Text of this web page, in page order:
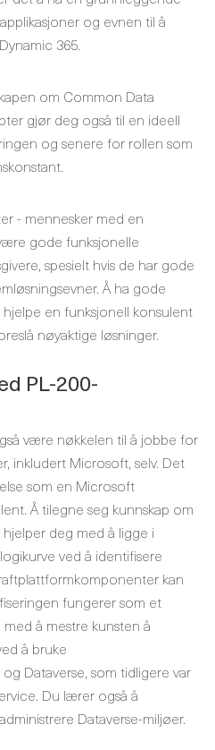
og evnen til å
365.
om Common Data
gjør deg også til en ideell
og senere for rollen som
- mennesker med en
gode funksjonelle
spesielt hvis de har gode
Å ha gode
en funksjonell konsulent
nøyaktige løsninger.
PL-200-
være nøkkelen til å jobbe for
inkludert Microsoft, selv. Det
som en Microsoft
Å tilegne seg kunnskap om
deg med å ligge i
ved å identifisere
kan
fungerer som et
å mestre kunsten å
å bruke
Dataverse, som tidligere var
Du lærer også å
Dataverse-miljøer.